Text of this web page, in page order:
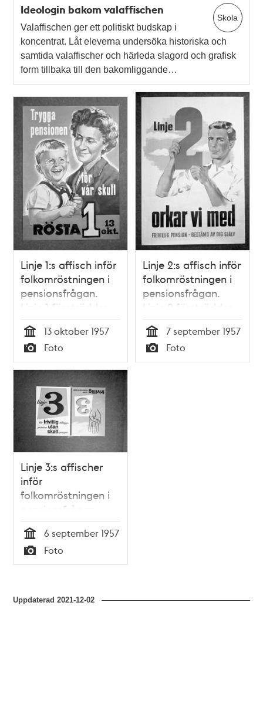
Skola
Ideologin bakom valaffischen
Valaffischen ger ett politiskt budskap i
koncentrat. Låt eleverna undersöka historiska och
samtida valaffischer och härleda slagord och grafisk
form tillbaka till den bakomliggande…
Linje 1:s affisch inför
folkomröstningen i
pensionsfrågan.
Linje 1 företräddes
av
Socialdemokraterna
och Sveriges
Kommunistiska parti
Tid
13 oktober 1957
Typ
Foto
Linje 2:s affisch inför
folkomröstningen i
pensionsfrågan.
Linje 2 företräddes
av Centerpartiet
Tid
7 september 1957
Typ
Foto
Linje 3:s affischer
inför
folkomröstningen i
pensionsfrågan.
Linje 3 företräddes
av Folkpartiet och
Högern
Tid
6 september 1957
Typ
Foto
Uppdaterad2021-12-02